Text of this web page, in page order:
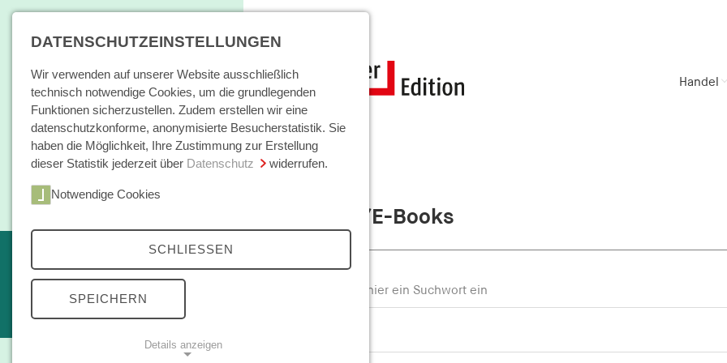
Home
Bücher / E-Books
Themen
kleine reihe
Open Access
Handel
Bücher/E-Books
DATENSCHUTZEINSTELLUNGEN
Wir verwenden auf unserer Website ausschließlich
technisch notwendige Cookies, um die grundlegenden
Funktionen sicherzustellen. Zudem erstellen wir eine
datenschutzkonforme, anonymisierte Besucherstatistik. Sie
haben die Möglichkeit, Ihre Zustimmung zur Erstellung
dieser Statistik jederzeit über Datenschutz widerrufen.
Notwendige Cookies
SCHLIESSEN
SPEICHERN
Details anzeigen